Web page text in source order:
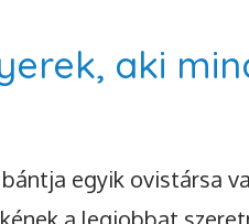
aki
egyik ovistársa